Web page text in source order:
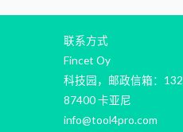
联系方式
Fincet Oy
科技园，邮政信箱：132
87400 卡亚尼
info@tool4pro.com